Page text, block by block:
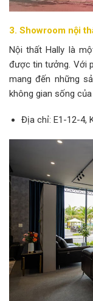
3. Showroom nội
Nội thất Hally là
được tin tưởng. Với
mang đến những
không gian sống
Địa chỉ: E1-12-4,